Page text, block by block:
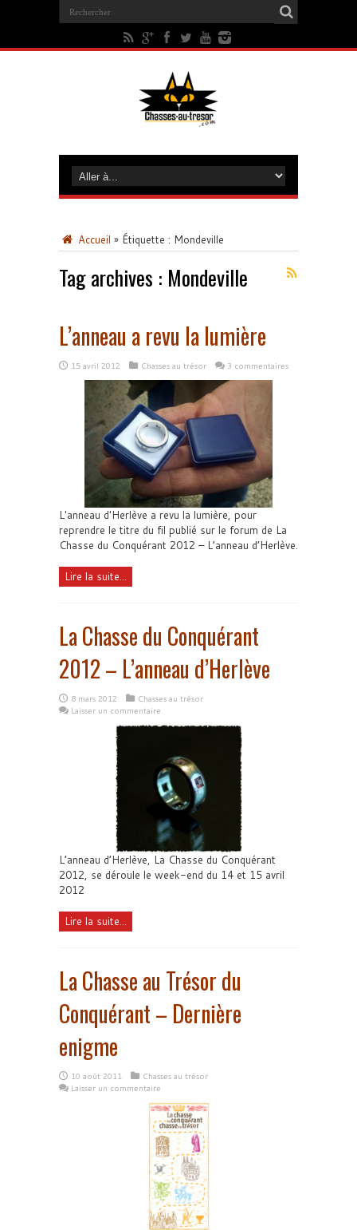
Accueil » Étiquette : Mondeville
Tag archives : Mondeville
L’anneau a revu la lumière
15 avril 2012 Chasses au trésor 3 commentaires
L'anneau d'Herlève a revu la lumière, pour
reprendre le titre du fil publié sur le forum de La
Chasse du Conquérant 2012 – L’anneau d’Herlève.
Lire la suite...
La Chasse du Conquérant
2012 – L’anneau d’Herlève
8 mars 2012
Chasses au trésor
Laisser un commentaire
L’anneau d’Herlève, La Chasse du Conquérant
2012, se déroule le week-end du 14 et 15 avril
2012
Lire la suite...
La Chasse au Trésor du
Conquérant – Dernière
enigme
10 août 2011
Chasses au trésor
Laisser un commentaire